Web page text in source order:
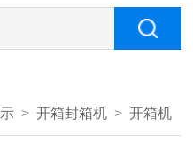
>开箱封箱机 >开箱机